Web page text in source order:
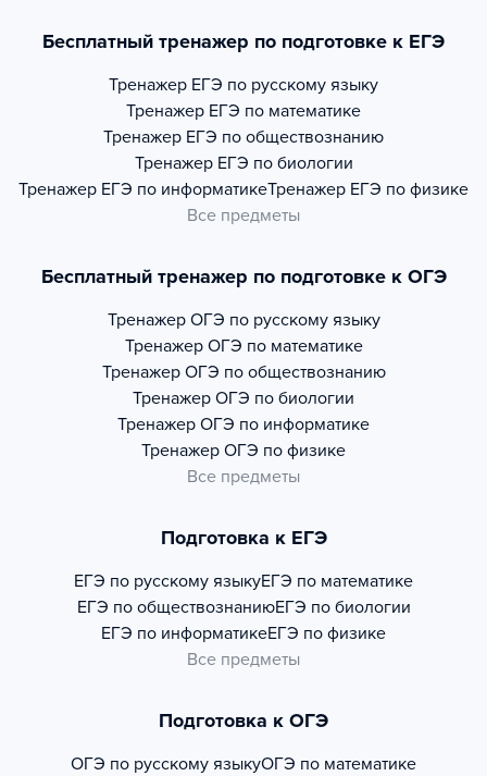
Бесплатный тренажер по подготовке к ЕГЭ
Тренажер ЕГЭ по русскому языку
Тренажер ЕГЭ по математике
Тренажер ЕГЭ по обществознанию
Тренажер ЕГЭ по биологии
Тренажер ЕГЭ по информатикеТренажер ЕГЭ по физике
Все предметы
Бесплатный тренажер по подготовке к ОГЭ
Тренажер ОГЭ по русскому языку
Тренажер ОГЭ по математике
Тренажер ОГЭ по обществознанию
Тренажер ОГЭ по биологии
Тренажер ОГЭ по информатике
Тренажер ОГЭ по физике
Все предметы
Подготовка к ЕГЭ
ЕГЭ по русскому языкуЕГЭ по математике
ЕГЭ по обществознаниюЕГЭ по биологии
ЕГЭ по информатикеЕГЭ по физике
Все предметы
Подготовка к ОГЭ
ОГЭ по русскому языкуОГЭ по математике